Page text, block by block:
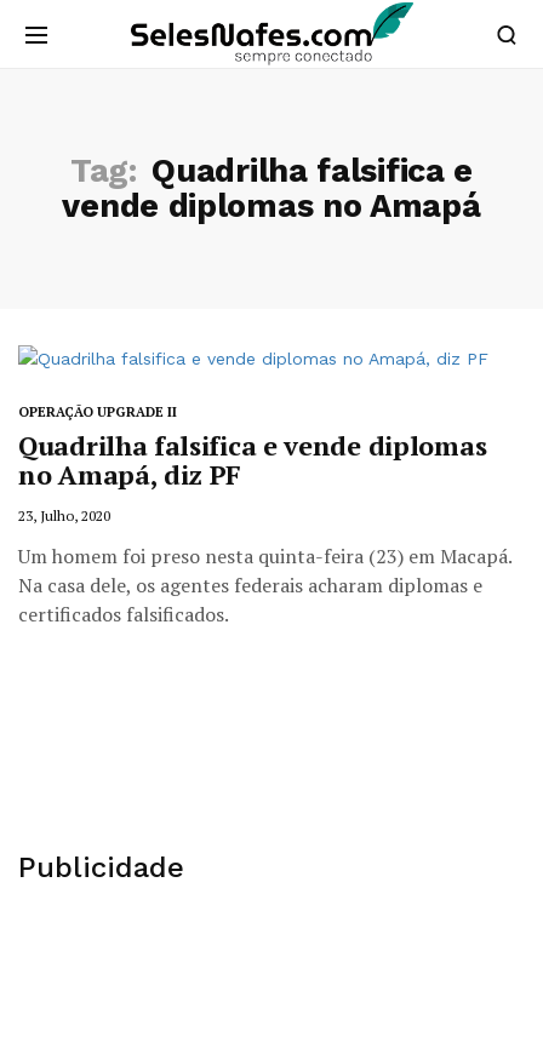
Tag: Quadrilha falsifica e
vende diplomas no Amapá
OPERAÇÃO UPGRADE II
Quadrilha falsifica e vende diplomas
no Amapá, diz PF
23, Julho, 2020
Um homem foi preso nesta quinta-feira (23) em Macapá.
Na casa dele, os agentes federais acharam diplomas e
certificados falsificados.
Publicidade